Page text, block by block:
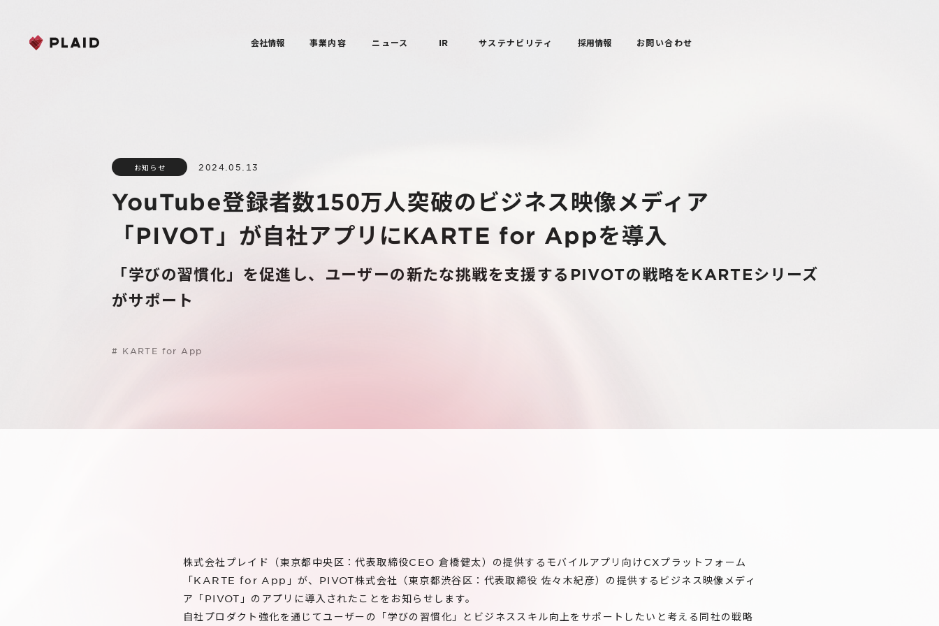
会社情報 事業内容 ニュース IR サステナビリティ 採用情報 お問い合わせ
お知らせ 2024.05.13
YouTube登録者数150万人突破のビジネス映像メディア
「PIVOT」が自社アプリにKARTE for Appを導入
「学びの習慣化」を促進し、ユーザーの新たな挑戦を支援するPIVOTの戦略をKARTEシリーズ
がサポート
# KARTE for App
株式会社プレイド（東京都中央区：代表取締役CEO 倉橋健太）の提供するモバイルアプリ向けCXプラットフォーム
「KARTE for App」が、PIVOT株式会社（東京都渋谷区：代表取締役 佐々木紀彦）の提供するビジネス映像メディ
ア「PIVOT」のアプリに導入されたことをお知らせします。
自社プロダクト強化を通じてユーザーの「学びの習慣化」とビジネススキル向上をサポートしたいと考える同社の戦略